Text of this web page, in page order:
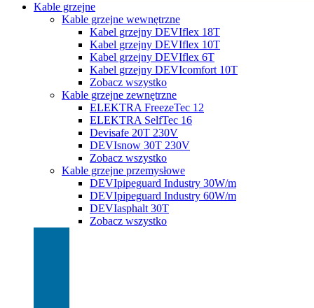
Kable grzejne
Kable grzejne wewnętrzne
Kabel grzejny DEVIflex 18T
Kabel grzejny DEVIflex 10T
Kabel grzejny DEVIflex 6T
Kabel grzejny DEVIcomfort 10T
Zobacz wszystko
Kable grzejne zewnętrzne
ELEKTRA FreezeTec 12
ELEKTRA SelfTec 16
Devisafe 20T 230V
DEVIsnow 30T 230V
Zobacz wszystko
Kable grzejne przemysłowe
DEVIpipeguard Industry 30W/m
DEVIpipeguard Industry 60W/m
DEVIasphalt 30T
Zobacz wszystko